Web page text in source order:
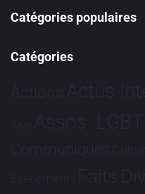
Catégories populaires
Catégories
Actions Actus
Asie Assos. LGBT
Communiqués
Evénements Faits